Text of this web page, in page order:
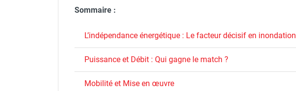
ASPIRATEUR ET NETTOYAGE
DU SOL
ÉQUIPEMENT DE
PROTECTION INDIVIDUELLE
DÉNEIGEMENT
Sommaire :
L’indépendance énergétique : Le facteur décisif en inondation
Puissance et Débit : Qui gagne le match ?
Mobilité et Mise en œuvre